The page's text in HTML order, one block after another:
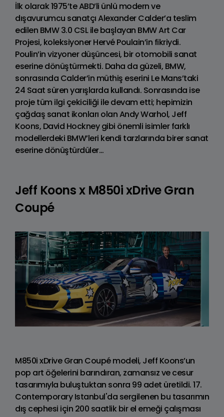
İlk olarak 1975’te ABD’li ünlü modern ve
dışavurumcu sanatçı Alexander Calder’a teslim
edilen BMW 3.0 CSL ile başlayan BMW Art Car
Projesi, koleksiyoner Hervé Poulain’in fikriydi.
Poulin’in vizyoner düşüncesi, bir otomobili sanat
eserine dönüştürmekti. Daha da güzeli, BMW,
sonrasında Calder’in müthiş eserini Le Mans’taki
24 Saat süren yarışlarda kullandı. Sonrasında ise
proje tüm ilgi çekiciliği ile devam etti; hepimizin
çağdaş sanat ikonları olan Andy Warhol, Jeff
Koons, David Hockney gibi önemli isimler farklı
modellerdeki BMW’leri kendi tarzlarında birer sanat
eserine dönüştürdüler…
Jeff Koons x M850i xDrive Gran
Coupé
M850i xDrive Gran Coupé modeli, Jeff Koons’un
pop art öğelerini barındıran, zamansız ve cesur
tasarımıyla buluştuktan sonra 99 adet üretildi. 17.
Contemporary Istanbul'da sergilenen bu tasarımın
dış cephesi için 200 saatlik bir el emeği çalışması